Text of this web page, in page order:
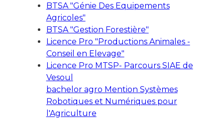
BTSA "Génie Des Equipements
Agricoles"
BTSA "Gestion Forestière"
Licence Pro "Productions Animales -
Conseil en Elevage"
Licence Pro MTSP- Parcours SIAE de
Vesoul
bachelor agro Mention Systèmes
Robotiques et Numériques pour
l'Agriculture